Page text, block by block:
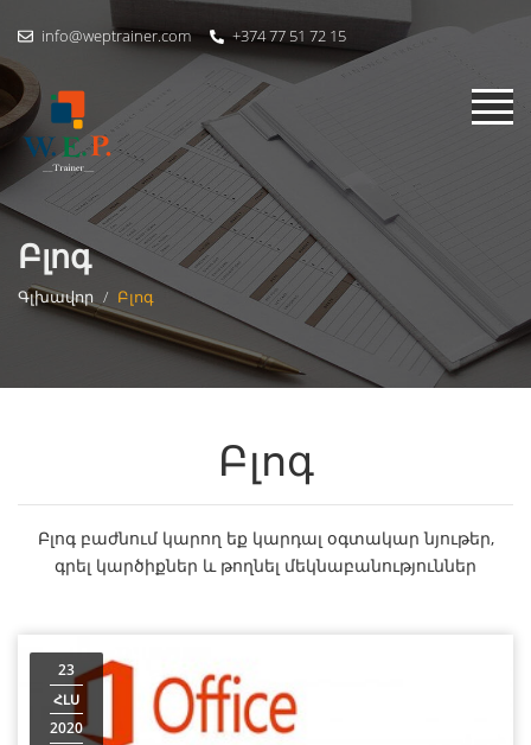
info@weptrainer.com +374 77 51 72 15
Բլոգ
Գլխավոր / Բլոգ
Բլոգ
Բլոգ բաժնում կարող եք կարդալ օգտակար նյութեր,
գրել կարծիքներ և թողնել մեկնաբանություններ
23
ՀԼՍ
2020